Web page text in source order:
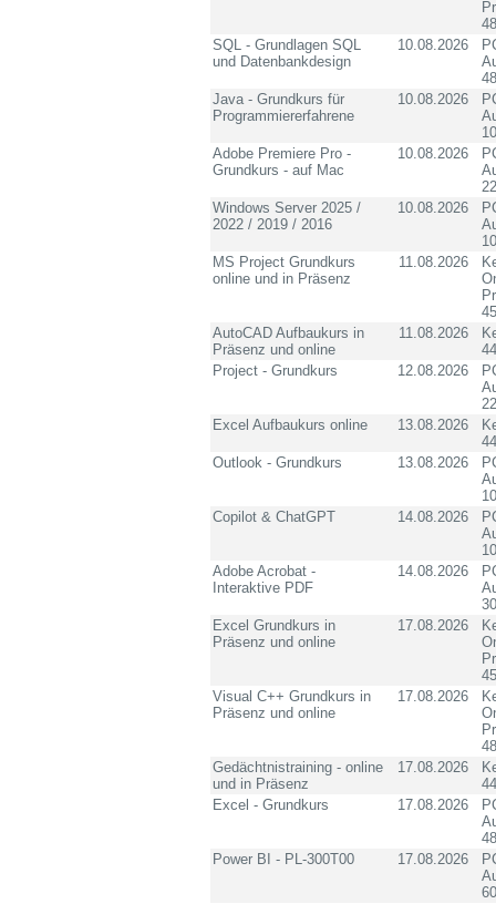
SQL - Grundlagen SQL
und Datenbankdesign
10.08.2026
Java - Grundkurs für
Programmiererfahrene
10.08.2026
Adobe Premiere Pro -
Grundkurs - auf Mac
10.08.2026
Windows Server 2025 /
2022 / 2019 / 2016
10.08.2026
MS Project Grundkurs
online und in Präsenz
11.08.2026
AutoCAD Aufbaukurs in
Präsenz und online
11.08.2026
Project - Grundkurs
12.08.2026
Excel Aufbaukurs online
13.08.2026
Outlook - Grundkurs
13.08.2026
Copilot & ChatGPT
14.08.2026
Adobe Acrobat -
Interaktive PDF
14.08.2026
Excel Grundkurs in
Präsenz und online
17.08.2026
Visual C++ Grundkurs in
Präsenz und online
17.08.2026
Gedächtnistraining - online
und in Präsenz
17.08.2026
Excel - Grundkurs
17.08.2026
Power BI - PL-300T00
17.08.2026